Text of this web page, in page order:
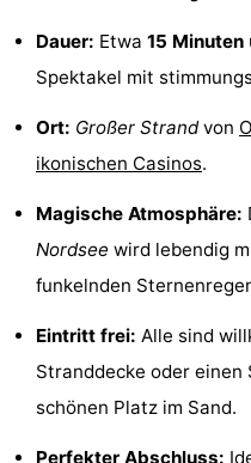
Rundfahrten
Spielplätze
Spielplätze
Bowling
Minigolfplätze
Wellness-
Natur
Dauer: Etwa 15 Minuten
Spektakel mit
Ort: Großer Strandvon
ikonischen Casinos.
Magische Atmosphäre:
Nordsee wird lebendig
funkelnden
Eintritt frei: Alle sind
Stranddecke oder einen
schönen Platz im Sand.
Perfekter Abschluss: